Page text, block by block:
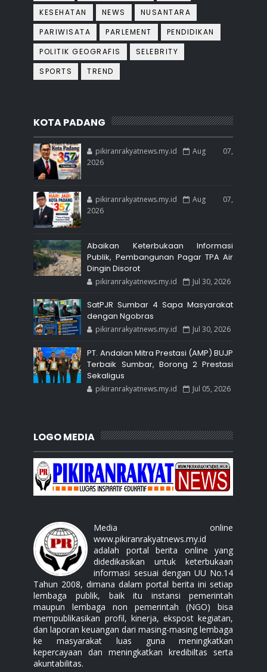
KESEHATAN
NEWS
NUSANTARA
PARIWISATA
PARLEMENT
PENDIDIKAN
POLITIK GEOGRAFIS
SELEBRITY
SPORTS
TREND
KOTA PADANG
pikiranrakyatnews.my.id
Aug 07,
2026
pikiranrakyatnews.my.id
Aug 07,
2026
Abaikan Keterbukaan Informasi
Publik, Pembangunan Pagar TPA Air
Dingin Disorot
pikiranrakyatnews.my.id Jul 30, 2026
SatPJR Sumbar 4 Sapa Masyarakat
dengan Ngobras
pikiranrakyatnews.my.id Jul 30, 2026
PT. Andalan Mitra Prestasi (AMP) BUJP
Terbaik Sumbar, Borong 2 Prestasi
Sekaligus
pikiranrakyatnews.my.id Jul 05, 2026
LOGO MEDIA
Media online
www.pikiranrakyatnews.my.id
adalah portal berita online yang
didedikasikan untuk keterbukaan
informasi sesuai dengan UU No.14
Tahun 2008, dimana dalam portal berita ini setiap
lembaga publik, baik itu instansi pemerintah
maupun lembaga non pemerintah (NGO) bisa
mempublikasikan profil, kinerja, ekspost kegiatan,
dan laporan keuangan dari masing-masing lembaga
ke masyarakat luas guna meningkatkan
kepercayaan dan meningkatkan kredibiltas serta
akuntabilitas.